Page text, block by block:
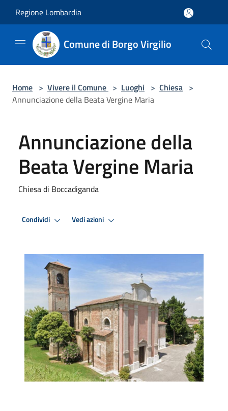
Regione Lombardia
Comune di Borgo Virgilio
Home > Vivere il Comune > Luoghi > Chiesa >
Annunciazione della Beata Vergine Maria
Annunciazione della
Beata Vergine Maria
Chiesa di Boccadiganda
Condividi Vedi azioni